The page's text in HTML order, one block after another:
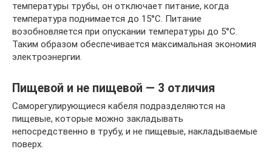
температуры трубы, он отключает питание, когда
температура поднимается до 15°С. Питание
возобновляется при опускании температуры до 5°С.
Таким образом обеспечивается максимальная экономия
электроэнергии.
Пищевой и не пищевой — 3 отличия
Саморегулирующиеся кабеля подразделяются на
пищевые, которые можно закладывать
непосредственно в трубу, и не пищевые, накладываемые
поверх.